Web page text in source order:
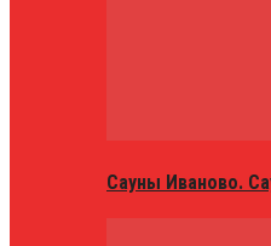
Сауны Иваново.